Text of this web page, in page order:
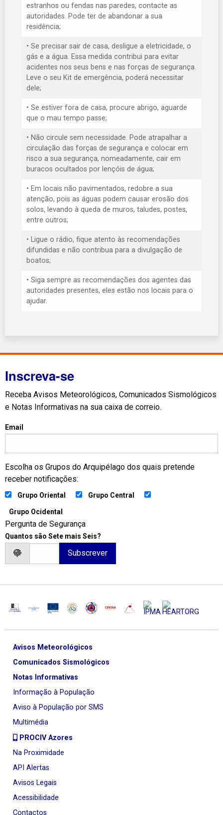
estranhos ou fendas nas paredes, contacte as
autoridades. Pode ter de abandonar a sua
residência;
• Se precisar sair de casa, desligue a eletricidade, o
gás e a água. Essa medida contribui para evitar
acidentes nos seus bens e nas forças de segurança.
Leve o seu Kit de emergência, poderá necessitar
dele;
• Se estiver fora de casa, procure abrigo, aguarde
que o mau tempo passe;
• Não circule sem necessidade. Pode atrapalhar a
circulação das forças de segurança e colocar em
risco a sua segurança, nomeadamente, cair em
buracos ocultados por lençóis de água;
• Em locais não pavimentados, redobre a sua
atenção, pois as águas podem causar erosão dos
solos, levando à queda de muros, taludes, postes,
entre outros;
• Ligue o rádio, fique atento às recomendações
difundidas e não contribua para a divulgação de
boatos;
• Siga sempre as recomendações dos agentes das
autoridades presentes, eles estão nos locais para o
ajudar.
Inscreva-se
Receba Avisos Meteorológicos, Comunicados Sismológicos
e Notas Informativas na sua caixa de correio.
Email
Escolha os Grupos do Arquipélago dos quais pretende
receber notificações:
Grupo Oriental Grupo Central
Grupo Ocidental
Pergunta de Segurança
Quantos são Sete mais Seis?
Avisos Meteorológicos
Comunicados Sismológicos
Notas Informativas
Informação à População
Aviso à População por SMS
Multimédia
PROCIV Azores
Na Proximidade
API Alertas
Avisos Legais
Acessibilidade
Contactos